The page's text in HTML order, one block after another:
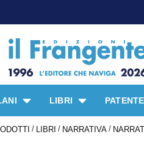
LIBRI
/ LIBRI / NARRATIVA /